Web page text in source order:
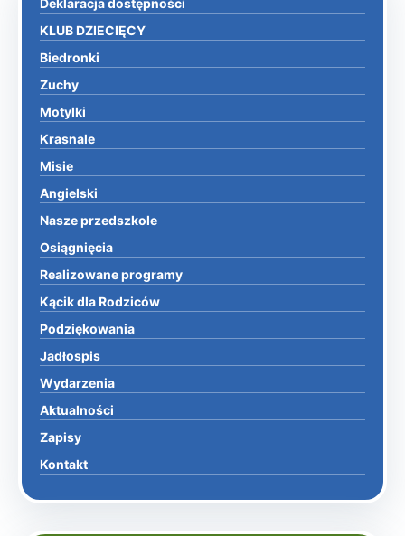
Deklaracja dostępności
KLUB DZIECIĘCY
Biedronki
Zuchy
Motylki
Krasnale
Misie
Angielski
Nasze przedszkole
Osiągnięcia
Realizowane programy
Kącik dla Rodziców
Podziękowania
Jadłospis
Wydarzenia
Aktualności
Zapisy
Kontakt